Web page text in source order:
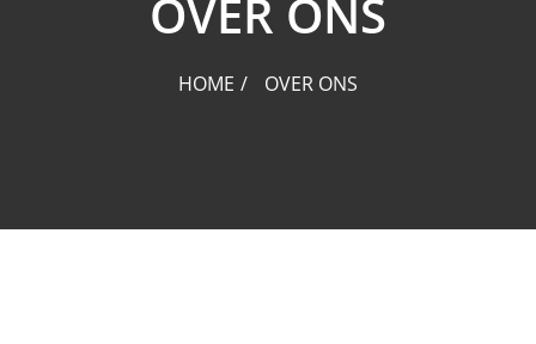
OVER ONS
HOME OVER ONS